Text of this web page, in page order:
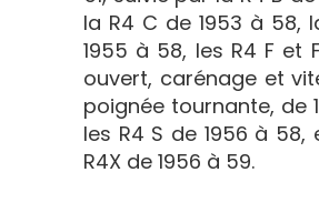
la R4 C de 1953 à 58,
1955 à 58, les R4 F et
ouvert, carénage et
poignée tournante, de
les R4 S de 1956 à 58,
R4X de 1956 à 59.